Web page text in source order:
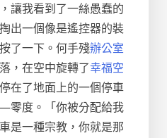
讓我看到了一絲愚蠢的
出一個像是遙控器的裝
了一下。何手殘辦公室
，在空中旋轉了幸福空
在了地面上的一個停車
零度。「你被分配給我
是一種宗教，你就是那